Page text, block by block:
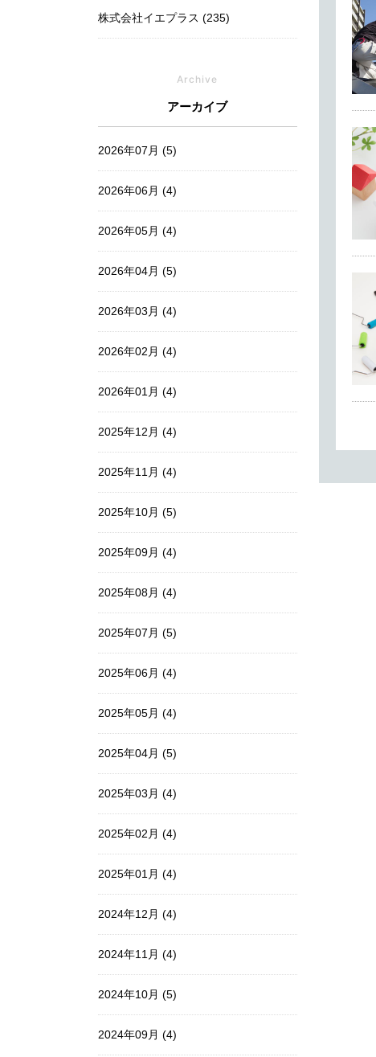
株式会社イエプラス (235)
Archive
アーカイブ
2026年07月 (5)
2026年06月 (4)
2026年05月 (4)
2026年04月 (5)
2026年03月 (4)
2026年02月 (4)
2026年01月 (4)
2025年12月 (4)
2025年11月 (4)
2025年10月 (5)
2025年09月 (4)
2025年08月 (4)
2025年07月 (5)
2025年06月 (4)
2025年05月 (4)
2025年04月 (5)
2025年03月 (4)
2025年02月 (4)
2025年01月 (4)
2024年12月 (4)
2024年11月 (4)
2024年10月 (5)
2024年09月 (4)